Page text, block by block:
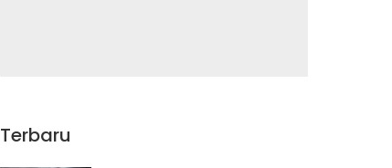
Terbaru